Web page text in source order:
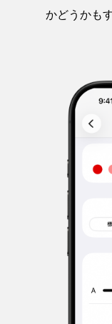
かどうかも